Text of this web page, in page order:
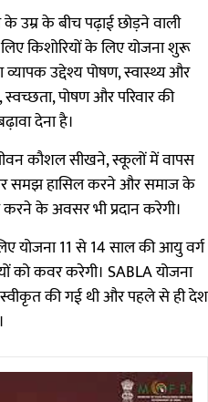
उम्र के बीच पढ़ाई छोड़ने वाली
किशोरियों के लिए योजना शुरू
उद्देश्य पोषण, स्वास्थ्य और
पोषण और परिवार की
देना है।
कौशल सीखने, स्कूलों में वापस
समझ हासिल करने और समाज के
के अवसर भी प्रदान करेगी।
योजना 11 से 14 साल की आयु वर्ग
को कवर करेगी। SABLA योजना
में स्वीकृत की गई थी और पहले से ही देश